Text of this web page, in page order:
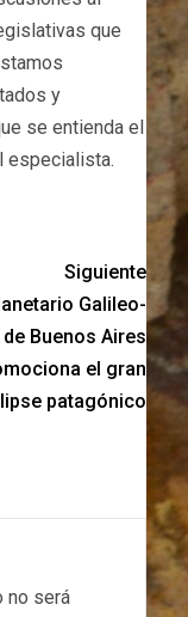
que
y
se entienda el
especialista.
Siguiente
Galileo-
de Buenos Aires
el gran
patagónico
no será